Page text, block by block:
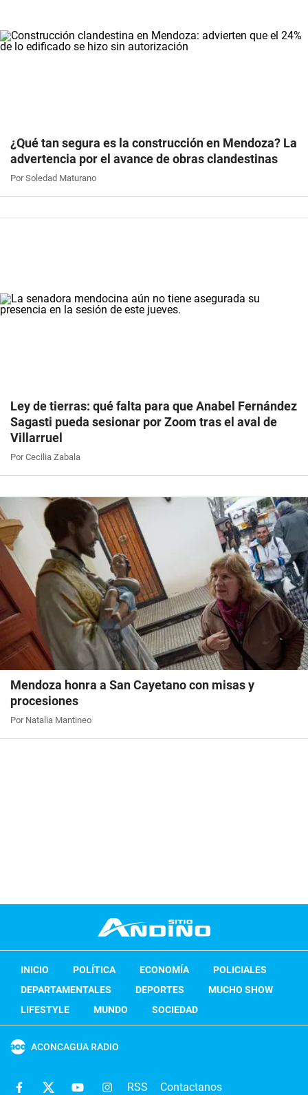
¿Qué tan segura es la construcción en Mendoza? La
advertencia por el avance de obras clandestinas
Por Soledad Maturano
Ley de tierras: qué falta para que Anabel Fernández
Sagasti pueda sesionar por Zoom tras el aval de
Villarruel
Por Cecilia Zabala
Mendoza honra a San Cayetano con misas y
procesiones
Por Natalia Mantineo
INICIO POLÍTICA ECONOMÍA
POLICIALES
DEPARTAMENTALES
DEPORTES
MUCHO SHOW
LIFESTYLE
MUNDO SOCIEDAD
ACONCAGUA RADIO
RSS Contactanos